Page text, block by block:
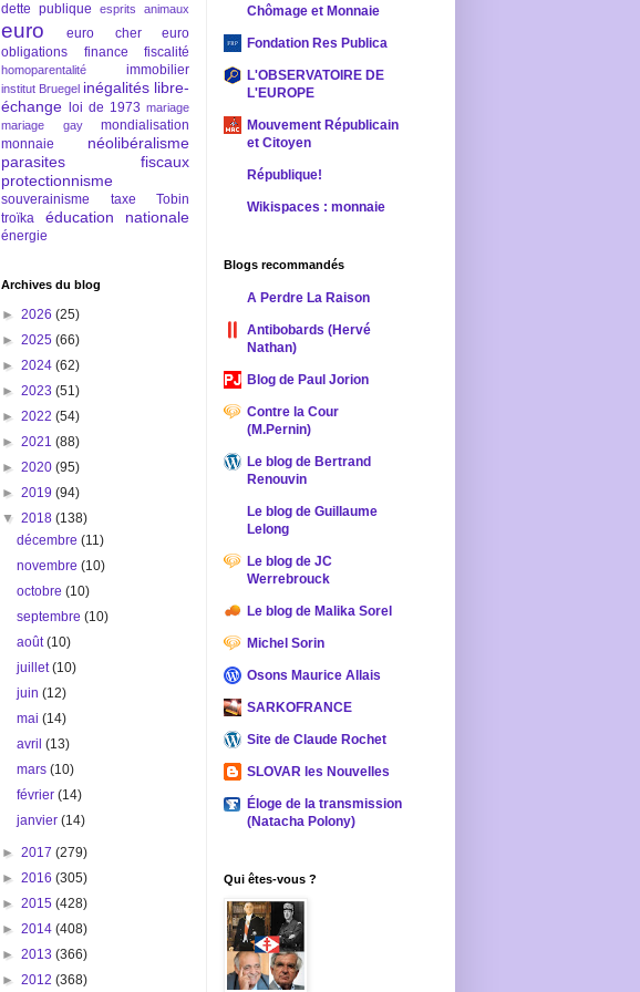
dette publique esprits animaux
euro euro cher
euro
obligations
finance fiscalité
homoparentalité immobilier
institut Bruegel inégalités libre-
échange
loi de 1973 mariage
mariage gay
mondialisation
monnaie
néolibéralisme
parasites fiscaux
protectionnisme
souverainisme
taxe Tobin
troïka
éducation nationale
énergie
Archives du blog
► 2026 (25)
► 2025 (66)
► 2024 (62)
► 2023 (51)
► 2022 (54)
► 2021 (88)
► 2020 (95)
► 2019 (94)
▼ 2018 (138)
décembre(11)
novembre(10)
octobre(10)
septembre(10)
août(10)
juillet(10)
juin(12)
mai(14)
avril(13)
mars(10)
février(14)
janvier(14)
► 2017 (279)
► 2016 (305)
► 2015 (428)
► 2014 (408)
► 2013 (366)
► 2012 (368)
Chômage et Monnaie
Fondation Res Publica
L'OBSERVATOIRE DE
L'EUROPE
Mouvement Républicain
et Citoyen
République!
Wikispaces : monnaie
Blogs recommandés
A Perdre La Raison
Antibobards (Hervé
Nathan)
Blog de Paul Jorion
Contre la Cour
(M.Pernin)
Le blog de Bertrand
Renouvin
Le blog de Guillaume
Lelong
Le blog de JC
Werrebrouck
Le blog de Malika Sorel
Michel Sorin
Osons Maurice Allais
SARKOFRANCE
Site de Claude Rochet
SLOVAR les Nouvelles
Éloge de la transmission
(Natacha Polony)
Qui êtes-vous ?